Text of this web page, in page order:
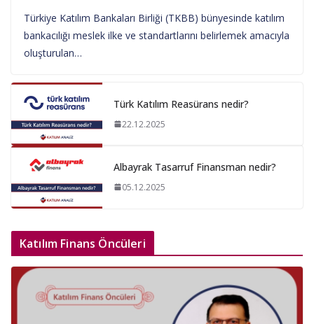
Türkiye Katılım Bankaları Birliği (TKBB) bünyesinde katılım
bankacılığı meslek ilke ve standartlarını belirlemek amacıyla
oluşturulan…
Türk Katılım Reasürans nedir?
22.12.2025
Albayrak Tasarruf Finansman nedir?
05.12.2025
Katılım Finans Öncüleri